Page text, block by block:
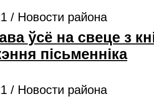
/ Новости района
ўсё на свеце з
пісьменніка
/ Новости района